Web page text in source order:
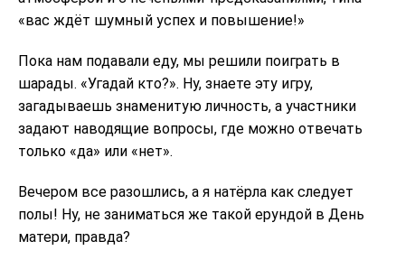
«вас ждёт шумный успех и повышение!»
Пока нам подавали еду, мы решили поиграть в
шарады. «Угадай кто?». Ну, знаете эту игру,
загадываешь знаменитую личность, а участники
задают наводящие вопросы, где можно отвечать
только «да» или «нет».
Вечером все разошлись, а я натёрла как следует
полы! Ну, не заниматься же такой ерундой в День
матери, правда?